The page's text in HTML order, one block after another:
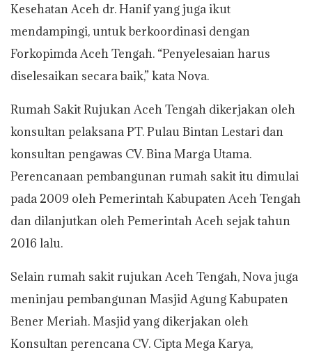
Kesehatan Aceh dr. Hanif yang juga ikut
mendampingi, untuk berkoordinasi dengan
Forkopimda Aceh Tengah. “Penyelesaian harus
diselesaikan secara baik,” kata Nova.
Rumah Sakit Rujukan Aceh Tengah dikerjakan oleh
konsultan pelaksana PT. Pulau Bintan Lestari dan
konsultan pengawas CV. Bina Marga Utama.
Perencanaan pembangunan rumah sakit itu dimulai
pada 2009 oleh Pemerintah Kabupaten Aceh Tengah
dan dilanjutkan oleh Pemerintah Aceh sejak tahun
2016 lalu.
Selain rumah sakit rujukan Aceh Tengah, Nova juga
meninjau pembangunan Masjid Agung Kabupaten
Bener Meriah. Masjid yang dikerjakan oleh
Konsultan perencana CV. Cipta Mega Karya,